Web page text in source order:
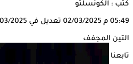
كتب : الكونسلتو
05:49 م 02/03/2025 تعديل في 03/03/2025
التين المجفف
تابعنا على